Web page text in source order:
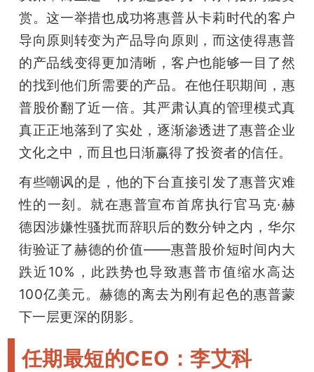
赏。这一举措也成功将惠普从卡莉时代的客户
导向原则转变为产品导向原则，而这使得惠普
的产品线变得更加清晰，客户也能够一目了然
的找到他们所需要的产品。在他任职期间，惠
普股价翻了近一倍。其严肃认真的管理模式真
真正正地落到了实处，逐渐渗透进了惠普企业
文化之中，而且也日渐赢得了投资者的信任。
有些嘲讽的是，他的下台直接引发了惠普灾难
性的一刻。就在惠普宣布首席执行官马克·赫
德因涉嫌性骚扰而辞职后的数分钟之内，华尔
街验证了赫德的价值——惠普股价短时间内大
跌近10%，此跌势也导致惠普市值缩水高达
100亿美元。赫德的离去为刚有起色的惠普蒙
下一层更深的阴影。
任期最短的CEO：李艾科